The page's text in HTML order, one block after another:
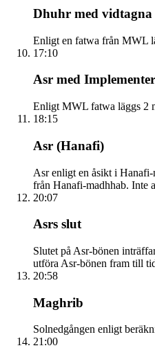
Dhuhr med
Enligt en fatwa från MWL
17:10
Asr med
Enligt MWL fatwa läggs 2
18:15
Asr (Hanafi)
Asr enligt en åsikt i Hanafi-
från Hanafi-madhhab. Inte
20:07
Asrs slut
Slutet på Asr-bönen
utföra Asr-bönen fram till
20:58
Maghrib
Solnedgången enligt
21:00